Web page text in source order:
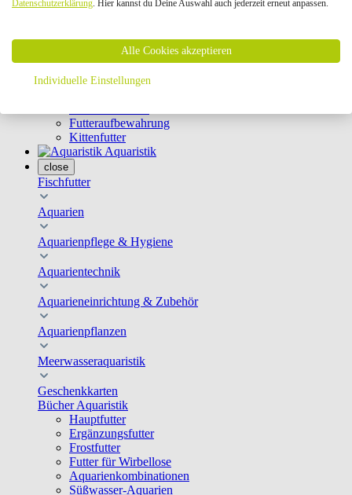
Geschirre & Leinen
Schutznetze
Kippfensterschutz
Katzenkameras
Futternäpfe
Futteraufbewahrung
Kittenfutter
Aquaristik
close
Fischfutter
Aquarien
Aquarienpflege & Hygiene
Aquarientechnik
Aquarieneinrichtung & Zubehör
Aquarienpflanzen
Meerwasseraquaristik
Geschenkkarten
Bücher Aquaristik
Hauptfutter
Ergänzungsfutter
Frostfutter
Futter für Wirbellose
Aquarienkombinationen
Süßwasser-Aquarien
Datenschutzerklärung. Hier kannst du Deine Auswahl auch jederzeit erneut anpassen.
Alle Cookies akzeptieren
Individuelle Einstellungen